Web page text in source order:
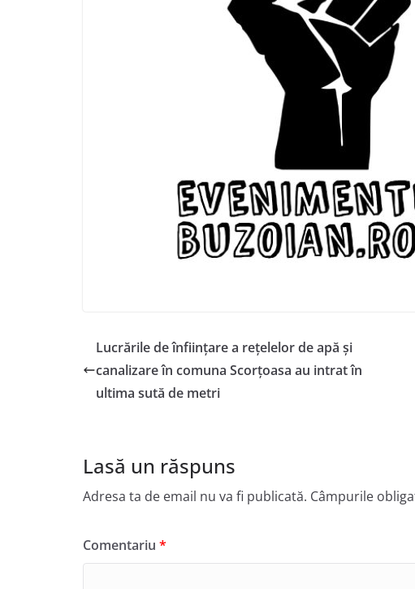
Lucrările de înființare a rețelelor de apă și
canalizare în comuna Scorțoasa au intrat în
ultima sută de metri
Lasă un răspuns
Adresa ta de email nu va fi publicată. Câmpurile
Comentariu *